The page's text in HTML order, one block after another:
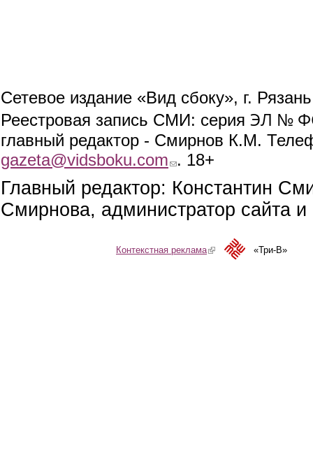
Сетевое издание «Вид сбоку», г.
Реестровая запись СМИ: серия ЭЛ №
главный редактор - Смирнов К.М.
gazeta@vidsboku.com (link sends e-mail)
. 18+
Главный редактор: Константин
Смирнова, администратор сайта
Контекстная реклама(link is external)«Три-В»